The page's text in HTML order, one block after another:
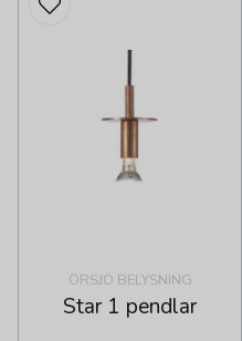
ÖRSJÖ BELYSNING
Star 1 pendlar